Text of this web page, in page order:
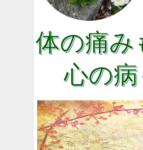
体の痛み
心の病